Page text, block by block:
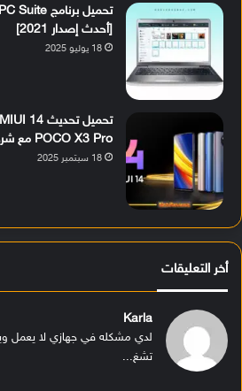
[أحدث إصدار 2021]
18 يوليو 2025
POCO X3 Pro مع شرح التثبيت
18 سبتمبر 2025
أخر التعليقات
Karla
لدي مشكله في جهازي لا يعمل
تشغ...